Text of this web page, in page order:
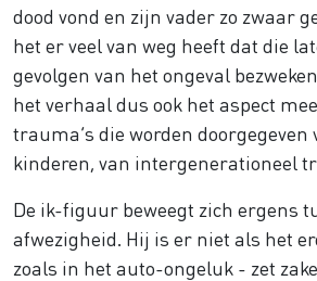
dood vond en zijn vader zo zwaar
het er veel van weg heeft dat die
gevolgen van het ongeval
het verhaal dus ook het aspect
trauma’s die worden doorgegeven
kinderen, van intergenerationeel
De ik-figuur beweegt zich ergens
afwezigheid. Hij is er niet als het
zoals in het auto-ongeluk - zet